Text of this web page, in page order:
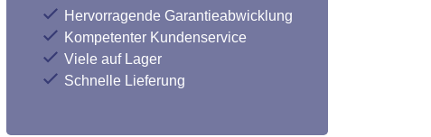
Hervorragende Garantieabwicklung
Kompetenter Kundenservice
Viele auf Lager
Schnelle Lieferung